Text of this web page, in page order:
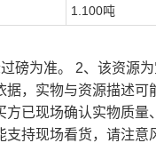
1.100吨
磅为准。 2、该资源
，实物与资源描述
已现场确认实物质
持现场看货，请注